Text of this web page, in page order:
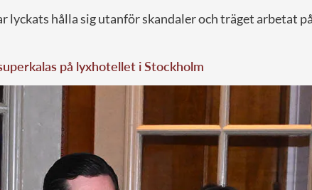
lyckats hålla sig utanför skandaler och träget arbetat
på lyxhotellet i Stockholm